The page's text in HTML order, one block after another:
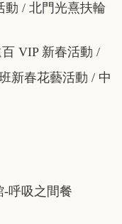
動 / 北門光熹扶輪
VIP 新春活動 /
新春花藝活動 / 中
-呼吸之間餐